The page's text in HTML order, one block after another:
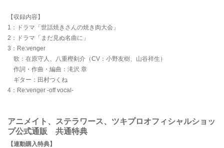
【収録内容】
1：ドラマ「世話焼きさんの焼き肉大会」
2：ドラマ「まだ見ぬ名曲に」
3：Re:venger
歌：在原守人、八重樫剣介（CV：小野友樹、山谷祥生）
作詞・作曲・編曲：滝沢 章
ギター：田村つくね
4：Re:venger -off vocal-
アニメイト、ステラワース、ツキプロオフィシャルショッ
プ公式通販 共通特典
【連動購入特典】